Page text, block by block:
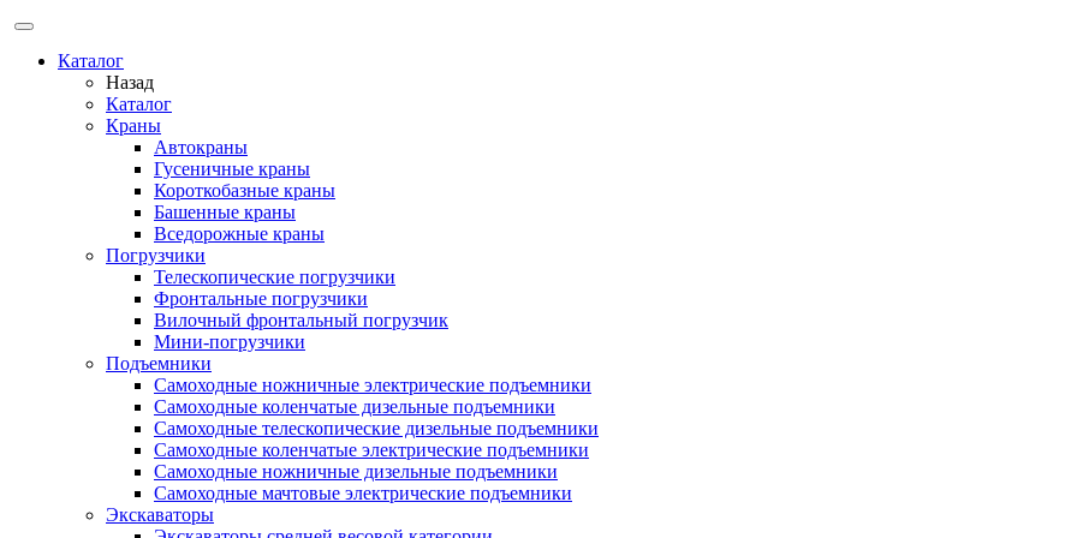
Каталог
Назад
Каталог
Краны
Автокраны
Гусеничные краны
Короткобазные краны
Башенные краны
Вcедорожные краны
Погрузчики
Телескопические погрузчики
Фронтальные погрузчики
Вилочный фронтальный погрузчик
Мини-погрузчики
Подъемники
Самоходные ножничные электрические подъемники
Самоходные коленчатые дизельные подъемники
Самоходные телескопические дизельные подъемники
Самоходные коленчатые электрические подъемники
Самоходные ножничные дизельные подъемники
Самоходные мачтовые электрические подъемники
Экскаваторы